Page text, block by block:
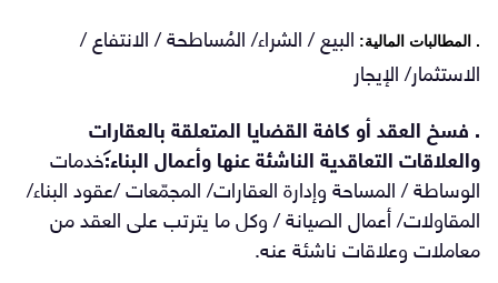
. المطالبات المالية: البيع / الشراء/ المُساطحة / الانتفاع /
الاستثمار/ الإيجار
. فسخ العقد أو كافة القضايا المتعلقة بالعقارات
والعلاقات التعاقدية الناشئة عنها وأعمال البناء:خدمات
الوساطة / المساحة وإدارة العقارات/ المجمّعات /عقود البناء/
المقاولات/ أعمال الصيانة / وكل ما يترتب على العقد من
معاملات وعلاقات ناشئة عنه.